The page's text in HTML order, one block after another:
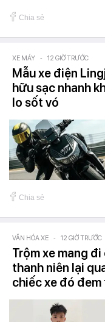
Chia sẻ
XE MÁY - 12 GIỜ TRƯỚC
Mẫu xe điện
hữu sạc nhanh
lo sốt vó
Chia sẻ
VĂN HÓA XE - 12 GIỜ TRƯỚC
Trộm xe mang
thanh niên lại
chiếc xe đó